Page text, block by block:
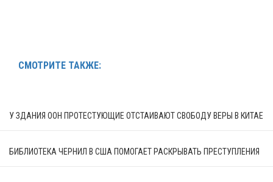
СМОТРИТЕ ТАКЖЕ:
У ЗДАНИЯ ООН ПРОТЕСТУЮЩИЕ ОТСТАИВАЮТ СВОБОДУ ВЕРЫ В КИТАЕ
БИБЛИОТЕКА ЧЕРНИЛ В США ПОМОГАЕТ РАСКРЫВАТЬ ПРЕСТУПЛЕНИЯ